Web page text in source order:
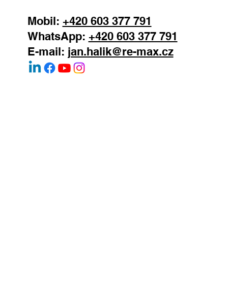
Mobil: +420 603 377 791
WhatsApp: +420 603 377 791
E-mail: jan.halik@re-max.cz